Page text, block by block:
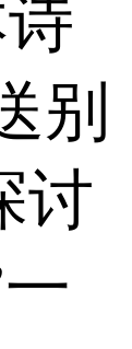
别
讨